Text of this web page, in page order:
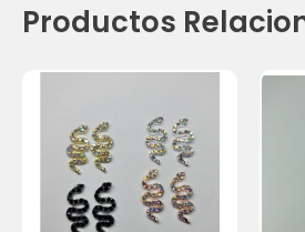
Productos